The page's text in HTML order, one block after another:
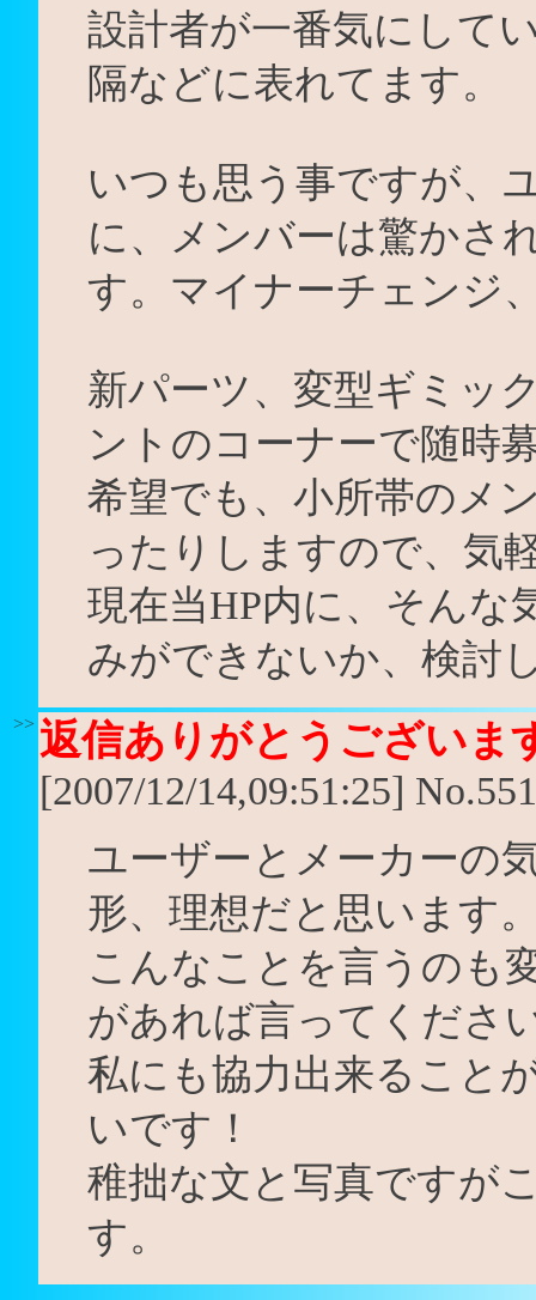
設計者が一番気にして
隔などに表れてます。
いつも思う事ですが、
に、メンバーは驚かさ
す。マイナーチェンジ
新パーツ、変型ギミッ
ントのコーナーで随時
希望でも、小所帯のメ
ったりしますので、気
現在当HP内に、そんな
みができないか、検討
>> 返信ありがとうございま
[2007/12/14,09:51:25] No.551
ユーザーとメーカーの
形、理想だと思います
こんなことを言うのも
があれば言ってくださ
私にも協力出来ること
いです！
稚拙な文と写真ですが
す。